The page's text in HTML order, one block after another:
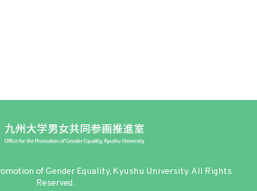
of Gender Equality, Kyushu University. All Rights
Reserved.